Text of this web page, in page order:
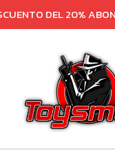
DEL 20%